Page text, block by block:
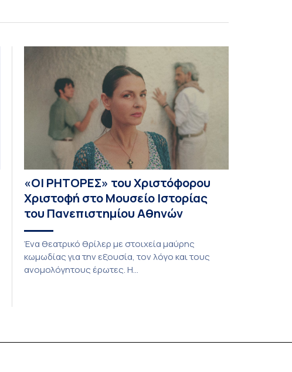
περιορισμοί ή οι απαγορεύσεις χρήσης των
μέσων κοινωνικής […]
«ΟΙ ΡΗΤΟΡΕΣ» του Χριστόφορου
Χριστοφή στο Μουσείο Ιστορίας
του Πανεπιστημίου Αθηνών
Ένα θεατρικό θρίλερ με στοιχεία μαύρης
κωμωδίας για την εξουσία, τον λόγο και τους
ανομολόγητους έρωτες. Η